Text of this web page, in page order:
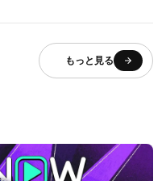
もっと見る